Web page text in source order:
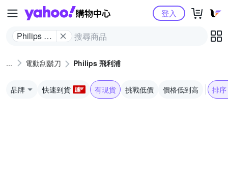
Yahoo購物中心
Philips 飛
登入
電動刮鬍刀 Philips 飛利浦
品牌 快速到貨 有現貨 挑戰低價 價格低到高 排序